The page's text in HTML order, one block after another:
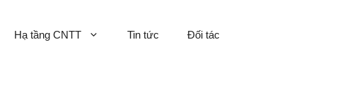
Hạ tầng CNTT Tin tức Đối tác